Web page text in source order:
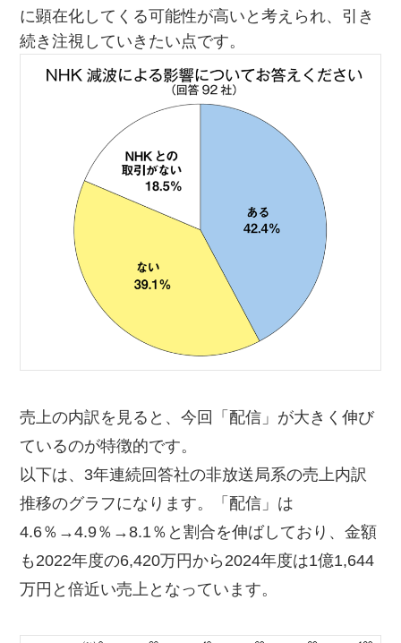
に顕在化してくる可能性が高いと考えられ、引き
続き注視していきたい点です。
売上の内訳を見ると、今回「配信」が大きく伸び
ているのが特徴的です。
以下は、3年連続回答社の非放送局系の売上内訳
推移のグラフになります。「配信」は
4.6％→4.9％→8.1％と割合を伸ばしており、金額
も2022年度の6,420万円から2024年度は1億1,644
万円と倍近い売上となっています。